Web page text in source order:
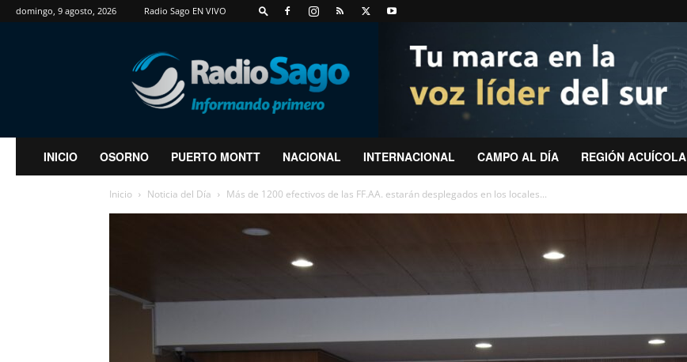
domingo, 9 agosto, 2026 Radio Sago EN VIVO
RadioSago
INICIO OSORNO PUERTO MONTT NACIONAL INTERNACIONAL CAMPO AL DÍA REGIÓN ACUÍCOLA
Inicio Noticia del Día Más de 1200 efectivos de las FF.AA. estarán desplegados en los locales...